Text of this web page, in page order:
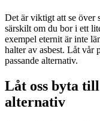
Det är viktigt att se över
särskilt om du bor i ett
exempel eternit är inte
halter av asbest. Låt vår
passande alternativ.
Låt oss byta
alternativ